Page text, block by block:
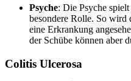
Psyche: Die Psyche
besondere Rolle. So wird
eine Erkrankung
der Schübe können aber
Colitis Ulcerosa